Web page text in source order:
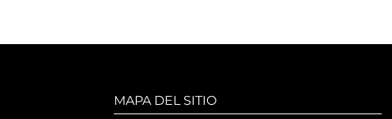
MAPA DEL SITIO